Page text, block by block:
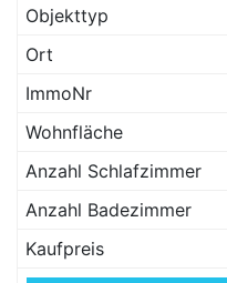
Objekttyp
Ort
ImmoNr
Wohnfläche
Anzahl Schlafzimmer
Anzahl Badezimmer
Kaufpreis